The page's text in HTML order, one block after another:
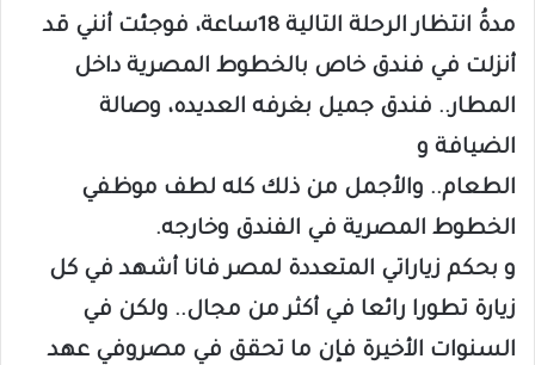
مدةُ انتظار الرحلة التالية 18ساعة، فوجئت أنني قد
أنزلت في فندق خاص بالخطوط المصرية داخل
المطار.. فندق جميل بغرفه العديده، وصالة
الضيافة و
الطعام.. والأجمل من ذلك كله لطف موظفي
الخطوط المصرية في الفندق وخارجه.
و بحكم زياراتي المتعددة لمصر فانا أشهد في كل
زيارة تطورا رائعا في أكثر من مجال.. ولكن في
السنوات الأخيرة فإن ما تحقق في مصروفي عهد